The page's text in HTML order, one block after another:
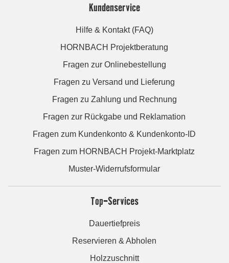
Kundenservice
Hilfe & Kontakt (FAQ)
HORNBACH Projektberatung
Fragen zur Onlinebestellung
Fragen zu Versand und Lieferung
Fragen zu Zahlung und Rechnung
Fragen zur Rückgabe und Reklamation
Fragen zum Kundenkonto & Kundenkonto-ID
Fragen zum HORNBACH Projekt-Marktplatz
Muster-Widerrufsformular
Top-Services
Dauertiefpreis
Reservieren & Abholen
Holzzuschnitt